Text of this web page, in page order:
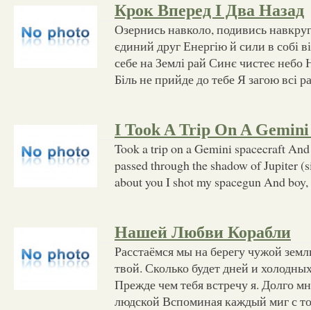
Крок Вперед І Два Назад
Озернись навколо, подивись
єдиний друг Енергію й сили в собі
себе на Землі рай Синє чистеє
Біль не прийде до тебе Я загою всі
I Took A Trip On A
Took a trip on a Gemini spacecraft
passed through the shadow of Jupiter
about you I shot my spacegun And
Нашей Любви Корабли
Расстаёмся мы на берегу чужой
твой. Сколько будет дней и
Прежде чем тебя встречу я. Долго
людской Вспоминая каждый миг с